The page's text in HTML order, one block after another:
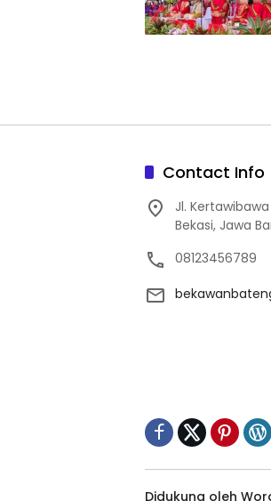
Contact Info
Jl. Kertawibawa
Bekasi, Jawa
08123456789
Didukung oleh